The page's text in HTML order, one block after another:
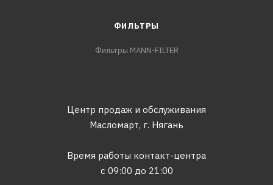
ФИЛЬТРЫ
Фильтры MANN-FILTER
Центр продаж и обслуживания
Масломарт, г. Нягань
Время работы контакт-центра
с 09:00 до 21:00